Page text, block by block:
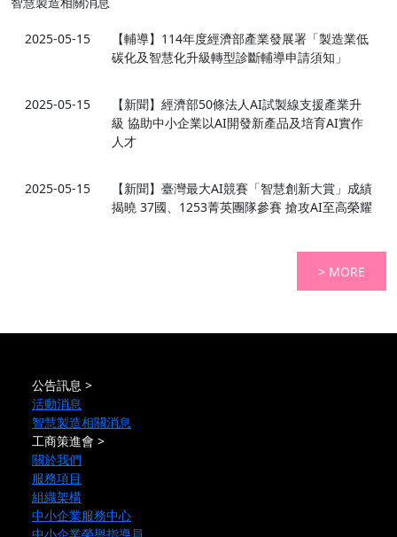
2025-05-15
【輔導】114年度經濟部產業發展署「製造業低
碳化及智慧化升級轉型診斷輔導申請須知」
2025-05-15
【新聞】經濟部50條法人AI試製線支援產業升
級 協助中小企業以AI開發新產品及培育AI實作
人才
2025-05-15
【新聞】臺灣最大AI競賽「智慧創新大賞」成績
揭曉 37國、1253菁英團隊參賽 搶攻AI至高榮耀
> MORE
公告訊息 >
活動消息
智慧製造相關消息
工商策進會 >
關於我們
服務項目
組織架構
中小企業服務中心